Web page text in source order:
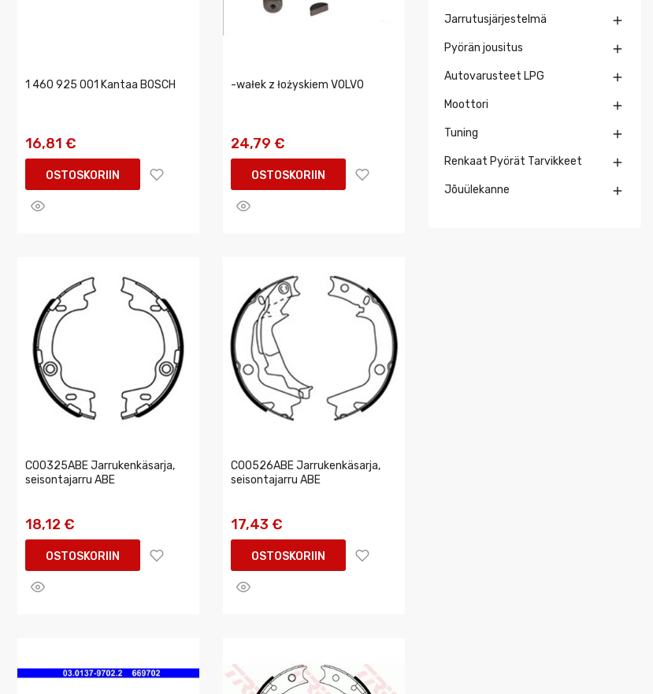
1 460 925 001 Kantaa BOSCH
16,81 €
OSTOSKORIIN
-wałek z łożyskiem VOLVO
24,79 €
OSTOSKORIIN
C00325ABE Jarrukenkäsarja,
seisontajarru ABE
18,12 €
OSTOSKORIIN
C00526ABE Jarrukenkäsarja,
seisontajarru ABE
17,43 €
OSTOSKORIIN
Jarrutusjärjestelmä 
Pyörän jousitus 
Autovarusteet LPG 
Moottori 
Tuning 
Renkaat Pyörät Tarvikkeet 
Jõuülekanne 